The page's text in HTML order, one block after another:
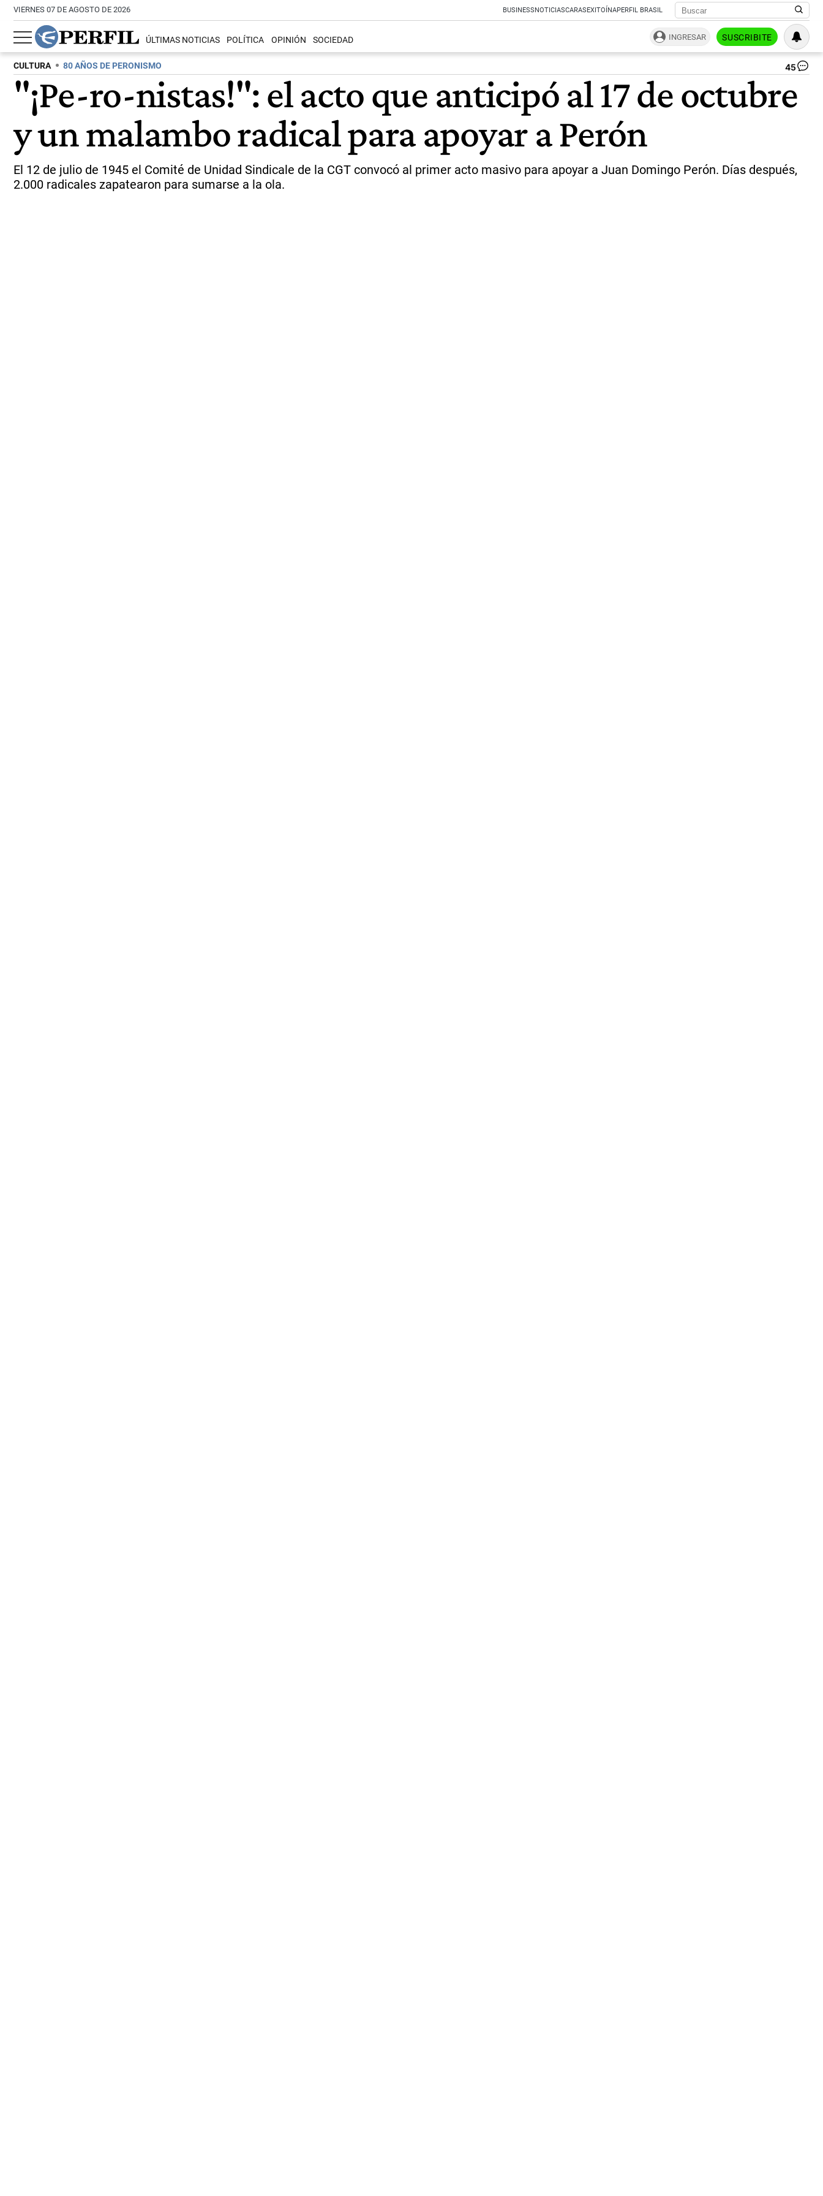
VIERNES 07 DE AGOSTO DE 2026 BUSINESSNOTICIASCARASEXITOÍNAPERFIL BRASIL
ÚLTIMAS NOTICIAS POLÍTICA OPINIÓN SOCIEDAD INGRESAR SUSCRIBITE
CULTURA 80 AÑOS DE PERONISMO 45
"¡Pe-ro-nistas!": el acto que anticipó al 17 de octubre
y un malambo radical para apoyar a Perón
El 12 de julio de 1945 el Comité de Unidad Sindicale de la CGT convocó al primer acto masivo para apoyar a Juan Domingo Perón. Días después,
2.000 radicales zapatearon para sumarse a la ola.